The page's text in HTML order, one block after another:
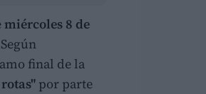
miércoles 8 de
final de la
por parte